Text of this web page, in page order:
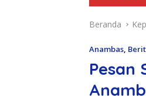
Beranda
Anambas,
Pesan